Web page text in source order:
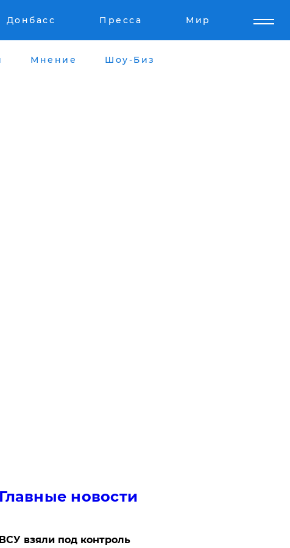
Донбасс Пресса Мир
Мнение Шоу-Биз
Главные новости
ВСУ взяли под контроль